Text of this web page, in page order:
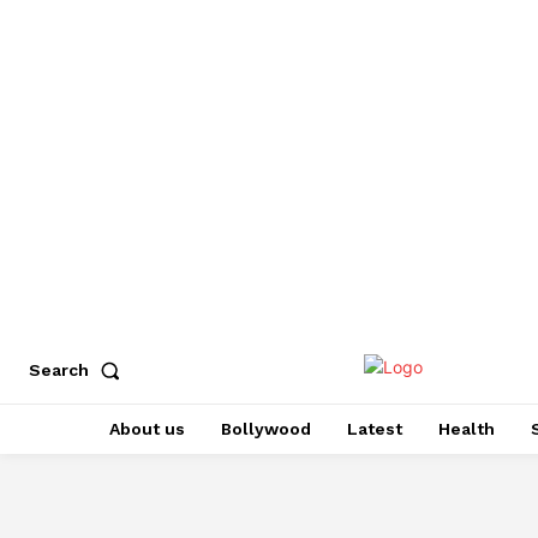
Search
About us Bollywood Latest Health